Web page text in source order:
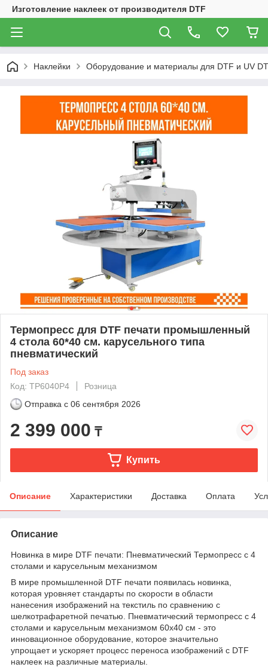
Изготовление наклеек от производителя DTF
Наклейки Оборудование и материалы для DTF и UV
Термопресс для DTF печати промышленный
4 стола 60*40 см. карусельного типа
пневматический
Под заказ
Код: TP6040P4
Розница
Отправка с 06 сентября 2026
2 399 000 ₸
Купить
Описание Характеристики Доставка Оплата
Описание
Новинка в мире DTF печати: Пневматический Термопресс с 4
столами и карусельным механизмом
В мире промышленной DTF печати появилась новинка,
которая уровняет стандарты по скорости в области
нанесения изображений на текстиль по сравнению с
шелкотрафаретной печатью. Пневматический термопресс с 4
столами и карусельным механизмом 60x40 см - это
инновационное оборудование, которое значительно
упрощает и ускоряет процесс переноса изображений с DTF
наклеек на различные материалы.